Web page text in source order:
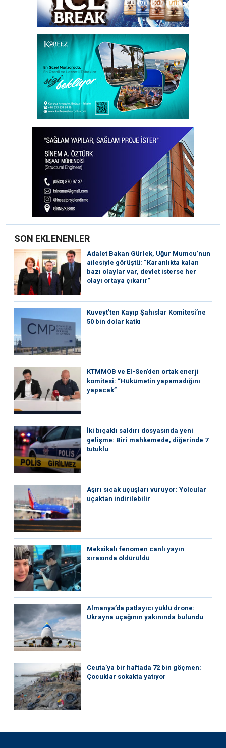
SON EKLENENLER
Adalet Bakan Gürlek, Uğur Mumcu’nun
ailesiyle görüştü: “Karanlıkta kalan
bazı olaylar var, devlet isterse her
olayı ortaya çıkarır”
Kuveyt’ten Kayıp Şahıslar Komitesi’ne
50 bin dolar katkı
KTMMOB ve El-Sen’den ortak enerji
komitesi: “Hükümetin yapamadığını
yapacak”
İki bıçaklı saldırı dosyasında yeni
gelişme: Biri mahkemede, diğerinde 7
tutuklu
Aşırı sıcak uçuşları vuruyor: Yolcular
uçaktan indirilebilir
Meksikalı fenomen canlı yayın
sırasında öldürüldü
Almanya’da patlayıcı yüklü drone:
Ukrayna uçağının yakınında bulundu
Ceuta’ya bir haftada 72 bin göçmen:
Çocuklar sokakta yatıyor